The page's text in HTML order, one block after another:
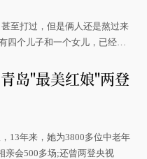
至打过，但是俩人还是熬过来
四个儿子和一个女儿，已经是
岛"最美红娘"两登
13年来，她为3800多位中老年
亲会500多场;还曾两登央视